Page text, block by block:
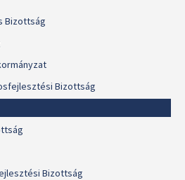
Bizottság
Bizottság
Bizottság